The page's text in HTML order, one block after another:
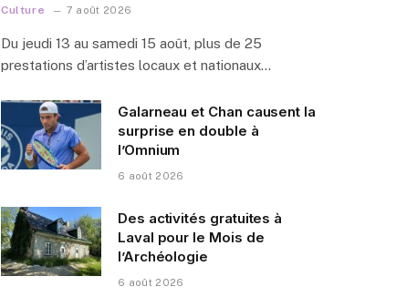
Culture 7 août 2026
Du jeudi 13 au samedi 15 août, plus de 25
prestations d’artistes locaux et nationaux…
Galarneau et Chan causent la
surprise en double à
l’Omnium
6 août 2026
Des activités gratuites à
Laval pour le Mois de
l’Archéologie
6 août 2026